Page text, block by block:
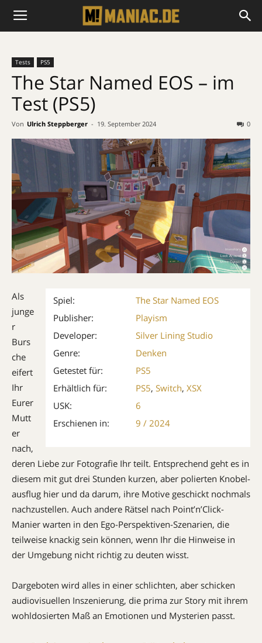
Tests PS5
The Star Named EOS – im
Test (PS5)
Von Ulrich Steppberger - 19. September 2024 0
Spiel:
The Star Named EOS
Publisher:
Playism
Developer:
Silver Lining Studio
Genre:
Denken
Getestet für:
PS5
Erhältlich für:
PS5, Switch, XSX
USK:
6
Erschienen in:
9 / 2024
Als
junge
r
Burs
che
eifert
Ihr
Eurer
Mutt
er
nach,
deren Liebe zur Fotografie Ihr teilt. Entsprechend geht es in
diesem mit gut drei Stunden kurzen, aber polierten Knobel­
ausflug hier und da darum, ihre Motive geschickt nochmals
nachzustellen. Auch andere Rätsel nach Point’n’Click-
Manier warten in den Ego-Perspektiven-Szena­rien, die
teilweise knackig sein können, wenn Ihr die Hinweise in
der Umgebung nicht richtig zu deuten wisst.
Dargeboten wird ­alles in einer schlichten, aber schicken
audiovisuellen Inszenierung, die prima zur Story mit ihrem
wohldosierten Maß an Emo­tionen und Mysterien passt.